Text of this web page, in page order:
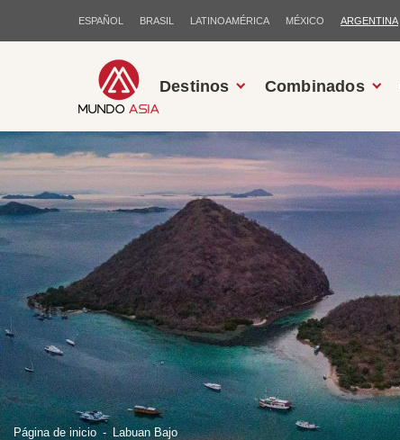
ESPAÑOL BRASIL LATINOAMÉRICA MÉXICO ARGENTINA
Destinos Combinados
Página de inicio Labuan Bajo